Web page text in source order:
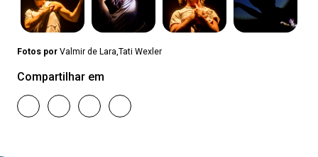
Fotos por Valmir de Lara,Tati Wexler
Compartilhar em